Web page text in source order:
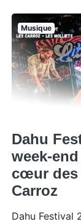
Musique
Dahu
week-
cœur des
Carroz
Dahu Festival